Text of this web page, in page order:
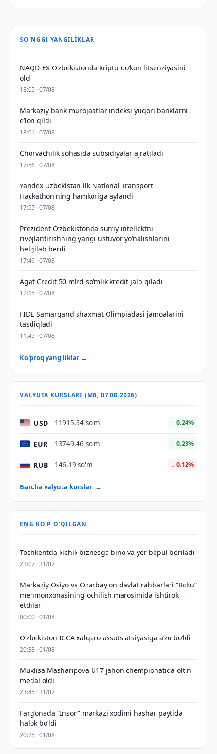
SO'NGGI YANGILIKLAR
NAQD-EX O‘zbekistonda kripto-do‘kon litsenziyasini
oldi
18:05 · 07/08
Markaziy bank murojaatlar indeksi yuqori banklarni
eʼlon qildi
18:01 · 07/08
Chorvachilik sohasida subsidiyalar ajratiladi
17:56 · 07/08
Yandex Uzbekistan ilk National Transport
Hackathon'ning hamkoriga aylandi
17:55 · 07/08
Prezident Oʻzbekistonda sunʼiy intellektni
rivojlantirishning yangi ustuvor yoʻnalishlarini
belgilab berdi
17:46 · 07/08
Agat Credit 50 mlrd so‘mlik kredit jalb qiladi
12:15 · 07/08
FIDE Samarqand shaxmat Olimpiadasi jamoalarini
tasdiqladi
11:45 · 07/08
Ko'proq yangiliklar →
VALYUTA KURSLARI (MB, 07.08.2026)
USD 11915,64 so'm ↑ 0.24%
EUR 13749,46 so'm ↑ 0.23%
RUB 146,19 so'm ↓ 0.12%
Barcha valyuta kurslari →
ENG KO'P O'QILGAN
Toshkentda kichik biznesga bino va yer bepul beriladi
23:07 · 31/07
Markaziy Osiyo va Ozarbayjon davlat rahbarlari “Boku”
mehmonxonasining ochilish marosimida ishtirok
etdilar
00:00 · 01/08
O‘zbekiston ICCA xalqaro assotsiatsiyasiga aʼzo bo‘ldi
20:38 · 01/08
Muxlisa Masharipova U17 jahon chempionatida oltin
medal oldi
23:45 · 31/07
Farg‘onada “Inson” markazi xodimi hashar paytida
halok bo‘ldi
20:25 · 01/08